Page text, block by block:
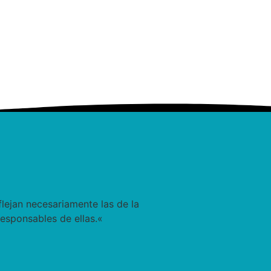
necesariamente las de la
de ellas.«